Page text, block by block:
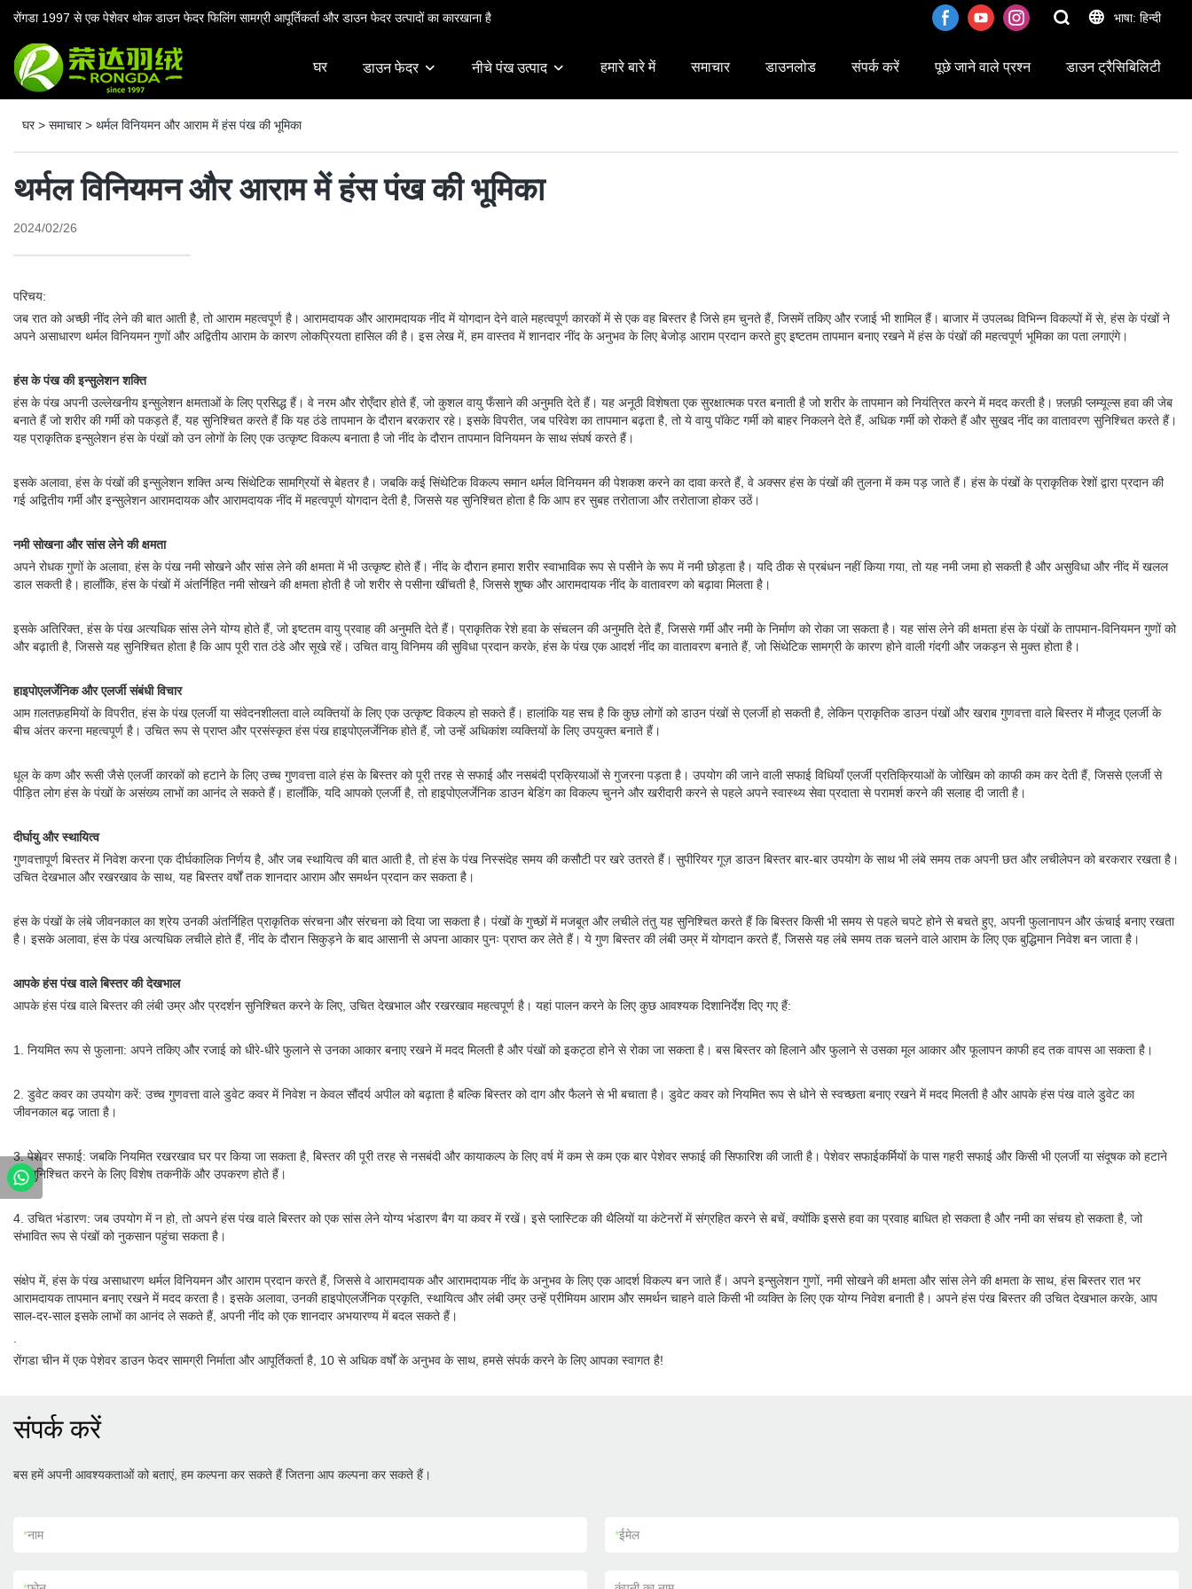
रोंगडा 1997 से एक पेशेवर थोक डाउन फेदर फिलिंग सामग्री आपूर्तिकर्ता और डाउन फेदर उत्पादों का कारखाना है भाषा: हिन्दी
घर डाउन फेदर नीचे पंख उत्पाद हमारे बारे में समाचार डाउनलोड संपर्क करें पूछे जाने वाले प्रश्न डाउन ट्रैसिबिलिटी
घर> समाचार> थर्मल विनियमन और आराम में हंस पंख की भूमिका
थर्मल विनियमन और आराम में हंस पंख की भूमिका
2024/02/26
परिचय:
जब रात को अच्छी नींद लेने की बात आती है, तो आराम महत्वपूर्ण है। आरामदायक और आरामदायक नींद में योगदान देने वाले महत्वपूर्ण कारकों में से एक वह बिस्तर है जिसे हम चुनते हैं, जिसमें तकिए और रजाई भी शामिल हैं। बाजार में उपलब्ध विभिन्न विकल्पों में से, हंस के पंखों ने
अपने असाधारण थर्मल विनियमन गुणों और अद्वितीय आराम के कारण लोकप्रियता हासिल की है। इस लेख में, हम वास्तव में शानदार नींद के अनुभव के लिए बेजोड़ आराम प्रदान करते हुए इष्टतम तापमान बनाए रखने में हंस के पंखों की महत्वपूर्ण भूमिका का पता लगाएंगे।
हंस के पंख की इन्सुलेशन शक्ति
हंस के पंख अपनी उल्लेखनीय इन्सुलेशन क्षमताओं के लिए प्रसिद्ध हैं। वे नरम और रोएँदार होते हैं, जो कुशल वायु फँसाने की अनुमति देते हैं। यह अनूठी विशेषता एक सुरक्षात्मक परत बनाती है जो शरीर के तापमान को नियंत्रित करने में मदद करती है। फ़्लफ़ी प्लम्यूल्स हवा की जेब
बनाते हैं जो शरीर की गर्मी को पकड़ते हैं, यह सुनिश्चित करते हैं कि यह ठंडे तापमान के दौरान बरकरार रहे। इसके विपरीत, जब परिवेश का तापमान बढ़ता है, तो ये वायु पॉकेट गर्मी को बाहर निकलने देते हैं, अधिक गर्मी को रोकते हैं और सुखद नींद का वातावरण सुनिश्चित करते हैं।
यह प्राकृतिक इन्सुलेशन हंस के पंखों को उन लोगों के लिए एक उत्कृष्ट विकल्प बनाता है जो नींद के दौरान तापमान विनियमन के साथ संघर्ष करते हैं।
इसके अलावा, हंस के पंखों की इन्सुलेशन शक्ति अन्य सिंथेटिक सामग्रियों से बेहतर है। जबकि कई सिंथेटिक विकल्प समान थर्मल विनियमन की पेशकश करने का दावा करते हैं, वे अक्सर हंस के पंखों की तुलना में कम पड़ जाते हैं। हंस के पंखों के प्राकृतिक रेशों द्वारा प्रदान की
गई अद्वितीय गर्मी और इन्सुलेशन आरामदायक और आरामदायक नींद में महत्वपूर्ण योगदान देती है, जिससे यह सुनिश्चित होता है कि आप हर सुबह तरोताजा और तरोताजा होकर उठें।
नमी सोखना और सांस लेने की क्षमता
अपने रोधक गुणों के अलावा, हंस के पंख नमी सोखने और सांस लेने की क्षमता में भी उत्कृष्ट होते हैं। नींद के दौरान हमारा शरीर स्वाभाविक रूप से पसीने के रूप में नमी छोड़ता है। यदि ठीक से प्रबंधन नहीं किया गया, तो यह नमी जमा हो सकती है और असुविधा और नींद में खलल
डाल सकती है। हालाँकि, हंस के पंखों में अंतर्निहित नमी सोखने की क्षमता होती है जो शरीर से पसीना खींचती है, जिससे शुष्क और आरामदायक नींद के वातावरण को बढ़ावा मिलता है।
इसके अतिरिक्त, हंस के पंख अत्यधिक सांस लेने योग्य होते हैं, जो इष्टतम वायु प्रवाह की अनुमति देते हैं। प्राकृतिक रेशे हवा के संचलन की अनुमति देते हैं, जिससे गर्मी और नमी के निर्माण को रोका जा सकता है। यह सांस लेने की क्षमता हंस के पंखों के तापमान-विनियमन गुणों को
और बढ़ाती है, जिससे यह सुनिश्चित होता है कि आप पूरी रात ठंडे और सूखे रहें। उचित वायु विनिमय की सुविधा प्रदान करके, हंस के पंख एक आदर्श नींद का वातावरण बनाते हैं, जो सिंथेटिक सामग्री के कारण होने वाली गंदगी और जकड़न से मुक्त होता है।
हाइपोएलर्जेनिक और एलर्जी संबंधी विचार
आम ग़लतफ़हमियों के विपरीत, हंस के पंख एलर्जी या संवेदनशीलता वाले व्यक्तियों के लिए एक उत्कृष्ट विकल्प हो सकते हैं। हालांकि यह सच है कि कुछ लोगों को डाउन पंखों से एलर्जी हो सकती है, लेकिन प्राकृतिक डाउन पंखों और खराब गुणवत्ता वाले बिस्तर में मौजूद एलर्जी के
बीच अंतर करना महत्वपूर्ण है। उचित रूप से प्राप्त और प्रसंस्कृत हंस पंख हाइपोएलर्जेनिक होते हैं, जो उन्हें अधिकांश व्यक्तियों के लिए उपयुक्त बनाते हैं।
धूल के कण और रूसी जैसे एलर्जी कारकों को हटाने के लिए उच्च गुणवत्ता वाले हंस के बिस्तर को पूरी तरह से सफाई और नसबंदी प्रक्रियाओं से गुजरना पड़ता है। उपयोग की जाने वाली सफाई विधियाँ एलर्जी प्रतिक्रियाओं के जोखिम को काफी कम कर देती हैं, जिससे एलर्जी से
पीड़ित लोग हंस के पंखों के असंख्य लाभों का आनंद ले सकते हैं। हालाँकि, यदि आपको एलर्जी है, तो हाइपोएलर्जेनिक डाउन बेडिंग का विकल्प चुनने और खरीदारी करने से पहले अपने स्वास्थ्य सेवा प्रदाता से परामर्श करने की सलाह दी जाती है।
दीर्घायु और स्थायित्व
गुणवत्तापूर्ण बिस्तर में निवेश करना एक दीर्घकालिक निर्णय है, और जब स्थायित्व की बात आती है, तो हंस के पंख निस्संदेह समय की कसौटी पर खरे उतरते हैं। सुपीरियर गूज़ डाउन बिस्तर बार-बार उपयोग के साथ भी लंबे समय तक अपनी छत और लचीलेपन को बरकरार रखता है।
उचित देखभाल और रखरखाव के साथ, यह बिस्तर वर्षों तक शानदार आराम और समर्थन प्रदान कर सकता है।
हंस के पंखों के लंबे जीवनकाल का श्रेय उनकी अंतर्निहित प्राकृतिक संरचना और संरचना को दिया जा सकता है। पंखों के गुच्छों में मजबूत और लचीले तंतु यह सुनिश्चित करते हैं कि बिस्तर किसी भी समय से पहले चपटे होने से बचते हुए, अपनी फुलानापन और ऊंचाई बनाए रखता
है। इसके अलावा, हंस के पंख अत्यधिक लचीले होते हैं, नींद के दौरान सिकुड़ने के बाद आसानी से अपना आकार पुनः प्राप्त कर लेते हैं। ये गुण बिस्तर की लंबी उम्र में योगदान करते हैं, जिससे यह लंबे समय तक चलने वाले आराम के लिए एक बुद्धिमान निवेश बन जाता है।
आपके हंस पंख वाले बिस्तर की देखभाल
आपके हंस पंख वाले बिस्तर की लंबी उम्र और प्रदर्शन सुनिश्चित करने के लिए, उचित देखभाल और रखरखाव महत्वपूर्ण है। यहां पालन करने के लिए कुछ आवश्यक दिशानिर्देश दिए गए हैं:
1. नियमित रूप से फुलाना: अपने तकिए और रजाई को धीरे-धीरे फुलाने से उनका आकार बनाए रखने में मदद मिलती है और पंखों को इकट्ठा होने से रोका जा सकता है। बस बिस्तर को हिलाने और फुलाने से उसका मूल आकार और फूलापन काफी हद तक वापस आ सकता है।
2. डुवेट कवर का उपयोग करें: उच्च गुणवत्ता वाले डुवेट कवर में निवेश न केवल सौंदर्य अपील को बढ़ाता है बल्कि बिस्तर को दाग और फैलने से भी बचाता है। डुवेट कवर को नियमित रूप से धोने से स्वच्छता बनाए रखने में मदद मिलती है और आपके हंस पंख वाले डुवेट का
जीवनकाल बढ़ जाता है।
3. पेशेवर सफाई: जबकि नियमित रखरखाव घर पर किया जा सकता है, बिस्तर की पूरी तरह से नसबंदी और कायाकल्प के लिए वर्ष में कम से कम एक बार पेशेवर सफाई की सिफारिश की जाती है। पेशेवर सफाईकर्मियों के पास गहरी सफाई और किसी भी एलर्जी या संदूषक को हटाने
को सुनिश्चित करने के लिए विशेष तकनीकें और उपकरण होते हैं।
4. उचित भंडारण: जब उपयोग में न हो, तो अपने हंस पंख वाले बिस्तर को एक सांस लेने योग्य भंडारण बैग या कवर में रखें। इसे प्लास्टिक की थैलियों या कंटेनरों में संग्रहित करने से बचें, क्योंकि इससे हवा का प्रवाह बाधित हो सकता है और नमी का संचय हो सकता है, जो
संभावित रूप से पंखों को नुकसान पहुंचा सकता है।
संक्षेप में, हंस के पंख असाधारण थर्मल विनियमन और आराम प्रदान करते हैं, जिससे वे आरामदायक और आरामदायक नींद के अनुभव के लिए एक आदर्श विकल्प बन जाते हैं। अपने इन्सुलेशन गुणों, नमी सोखने की क्षमता और सांस लेने की क्षमता के साथ, हंस बिस्तर रात भर
आरामदायक तापमान बनाए रखने में मदद करता है। इसके अलावा, उनकी हाइपोएलर्जेनिक प्रकृति, स्थायित्व और लंबी उम्र उन्हें प्रीमियम आराम और समर्थन चाहने वाले किसी भी व्यक्ति के लिए एक योग्य निवेश बनाती है। अपने हंस पंख बिस्तर की उचित देखभाल करके, आप
साल-दर-साल इसके लाभों का आनंद ले सकते हैं, अपनी नींद को एक शानदार अभयारण्य में बदल सकते हैं।
रोंगडा चीन में एक पेशेवर डाउन फेदर सामग्री निर्माता और आपूर्तिकर्ता है, 10 से अधिक वर्षों के अनुभव के साथ, हमसे संपर्क करने के लिए आपका स्वागत है!
संपर्क करें
बस हमें अपनी आवश्यकताओं को बताएं, हम कल्पना कर सकते हैं जितना आप कल्पना कर सकते हैं।
*नाम *ईमेल